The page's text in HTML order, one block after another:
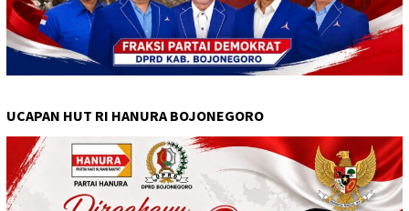
UCAPAN HUT RI HANURA BOJONEGORO